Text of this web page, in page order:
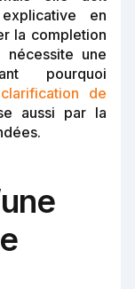
en
la completion
une
pourquoi
de
aussi par la